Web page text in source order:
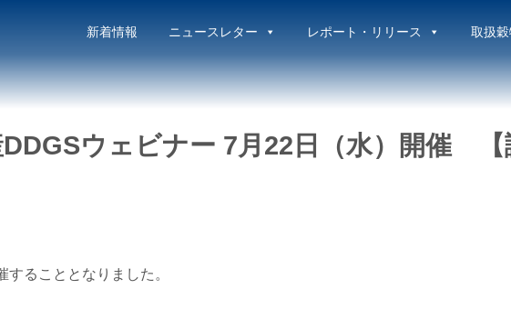
新着情報 ニュースレター レポート・リリース 取扱穀
ウェビナー 7月22日（水）開催 【
ることとなりました。